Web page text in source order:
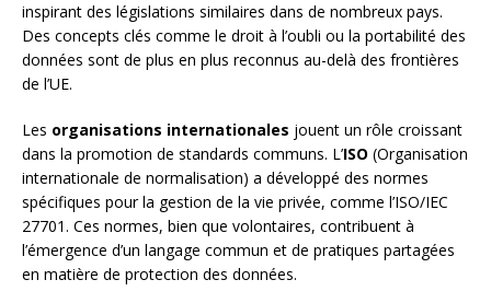
inspirant des législations similaires dans de nombreux pays.
Des concepts clés comme le droit à l’oubli ou la portabilité des
données sont de plus en plus reconnus au-delà des frontières
de l’UE.
Les organisations internationales jouent un rôle croissant
dans la promotion de standards communs. L’ISO (Organisation
internationale de normalisation) a développé des normes
spécifiques pour la gestion de la vie privée, comme l’ISO/IEC
27701. Ces normes, bien que volontaires, contribuent à
l’émergence d’un langage commun et de pratiques partagées
en matière de protection des données.